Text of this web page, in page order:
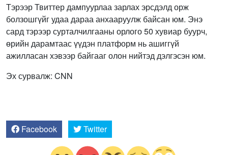
Тэрээр Твиттер дампуурлаа зарлах эрсдэлд орж
болзошгүйг удаа дараа анхааруулж байсан юм. Энэ
сард тэрээр сурталчилгааны орлого 50 хувиар буурч,
өрийн дарамтаас үүдэн платформ нь ашиггүй
ажилласан хэвээр байгааг олон нийтэд дэлгэсэн юм.
Эх сурвалж: CNN
Facebook Twitter